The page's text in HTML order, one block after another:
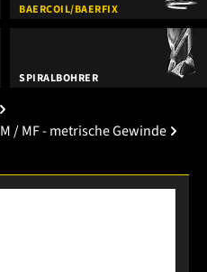
BAERCOIL/BAERFIX
SPIRALBOHRER
M / MF - metrische Gewinde